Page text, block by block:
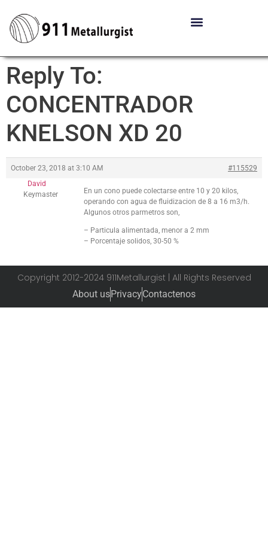
Reply To:
CONCENTRADOR
KNELSON XD 20
October 23, 2018 at 3:10 AM
#115529
David
Keymaster
En un cono puede colectarse entre 10 y 20 kilos,
operando con agua de fluidizacion de 8 a 16 m3/h.
Algunos otros parmetros son,
– Particula alimentada, menor a 2 mm
– Porcentaje solidos, 30-50 %
Copyright 2012-2024 911Metallurgist | All Rights Reserved
About usPrivacyContactenos